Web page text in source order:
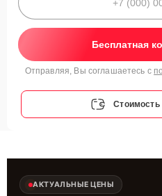
Бесплатная
Отправляя, Вы соглашаетесь с
Стоимость
АКТУАЛЬНЫЕ ЦЕНЫ